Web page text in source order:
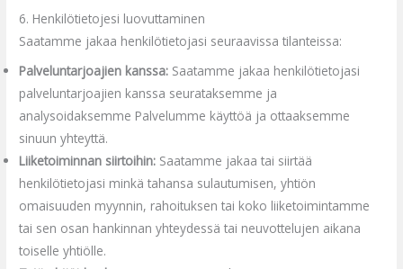
6. Henkilötietojesi luovuttaminen
Saatamme jakaa henkilötietojasi seuraavissa tilanteissa:
Palveluntarjoajien kanssa: Saatamme jakaa henkilötietojasi
palveluntarjoajien kanssa seurataksemme ja
analysoidaksemme Palvelumme käyttöä ja ottaaksemme
sinuun yhteyttä.
Liiketoiminnan siirtoihin: Saatamme jakaa tai siirtää
henkilötietojasi minkä tahansa sulautumisen, yhtiön
omaisuuden myynnin, rahoituksen tai koko liiketoimintamme
tai sen osan hankinnan yhteydessä tai neuvottelujen aikana
toiselle yhtiölle.